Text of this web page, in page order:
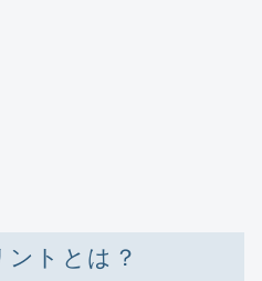
トとは？